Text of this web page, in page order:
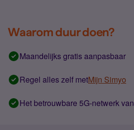
Waarom duur doen?
Maandelijks gratis aanpasbaar
Regel alles zelf metMijn Simyo
Het betrouwbare 5G-netwerk van